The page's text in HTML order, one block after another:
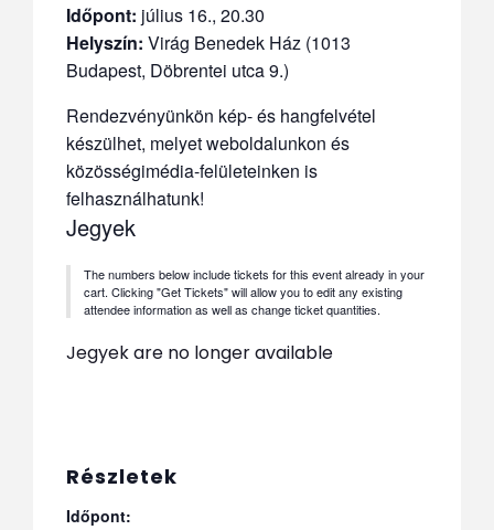
Időpont: július 16., 20.30
Helyszín: Virág Benedek Ház (1013
Budapest, Döbrentei utca 9.)
Rendezvényünkön kép- és hangfelvétel
készülhet, melyet weboldalunkon és
közösségimédia-felületeinken is
felhasználhatunk!
Részletek
Időpont:
Jegyek
The numbers below include tickets for this event already in your
cart. Clicking "Get Tickets" will allow you to edit any existing
attendee information as well as change ticket quantities.
Jegyek are no longer available